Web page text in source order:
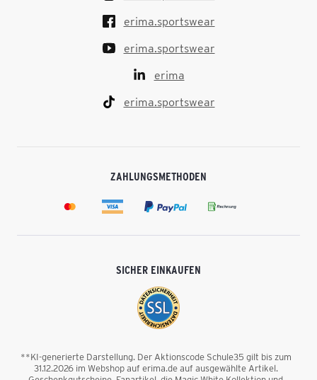
erima.sportswear
erima.sportswear
erima
erima.sportswear
ZAHLUNGSMETHODEN
SICHER EINKAUFEN
**KI-generierte Darstellung. Der Aktionscode Schule35 gilt bis zum
31.12.2026 im Webshop auf erima.de auf ausgewählte Artikel.